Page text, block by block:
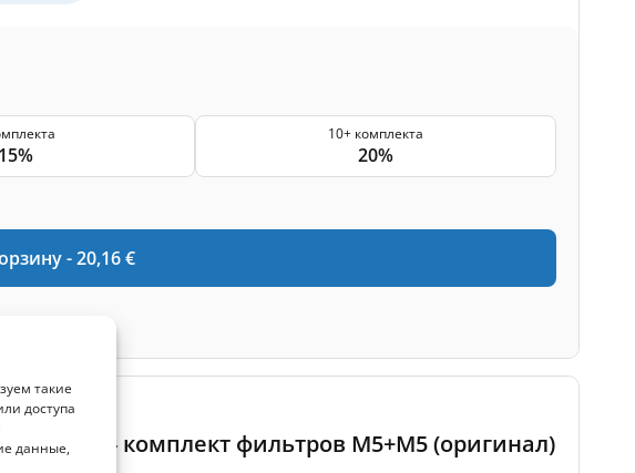
такие
доступа
данные,
15%
10+ комплекта
20%
-20,16€
V C6 C8 - комплект фильтров M5+M5 (оригинал)